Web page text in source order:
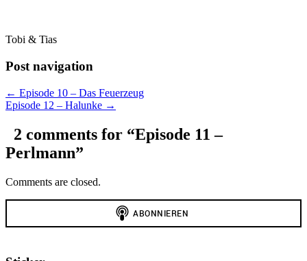
Tobi & Tias
Post navigation
← Episode 10 – Das Feuerzeug
Episode 12 – Halunke →
2 comments for “Episode 11 –
Perlmann”
Comments are closed.